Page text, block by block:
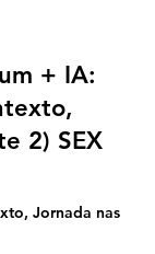
+ IA:
2) SEX